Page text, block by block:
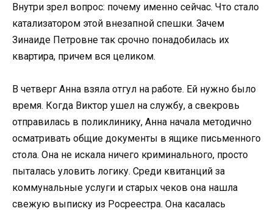
Внутри зрел вопрос: почему именно сейчас. Что стало
катализатором этой внезапной спешки. Зачем
Зинаиде Петровне так срочно понадобилась их
квартира, причем вся целиком.
В четверг Анна взяла отгул на работе. Ей нужно было
время. Когда Виктор ушел на службу, а свекровь
отправилась в поликлинику, Анна начала методично
осматривать общие документы в ящике письменного
стола. Она не искала ничего криминального, просто
пыталась уловить логику. Среди квитанций за
коммунальные услуги и старых чеков она нашла
свежую выписку из Росреестра. Она касалась